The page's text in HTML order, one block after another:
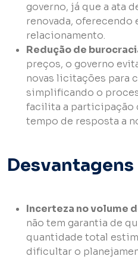
governo, já que a ata
renovada, oferecendo
relacionamento.
Redução de
preços, o governo
novas licitações para
simplificando o
facilita a participação
tempo de resposta a
Desvantagens
Incerteza no volume
não tem garantia de
quantidade total
dificultar o